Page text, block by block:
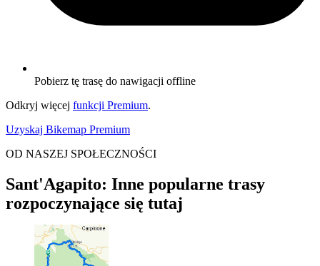
Pobierz tę trasę do nawigacji offline
Odkryj więcej funkcji Premium.
Uzyskaj Bikemap Premium
OD NASZEJ SPOŁECZNOŚCI
Sant'Agapito: Inne popularne trasy
rozpoczynające się tutaj